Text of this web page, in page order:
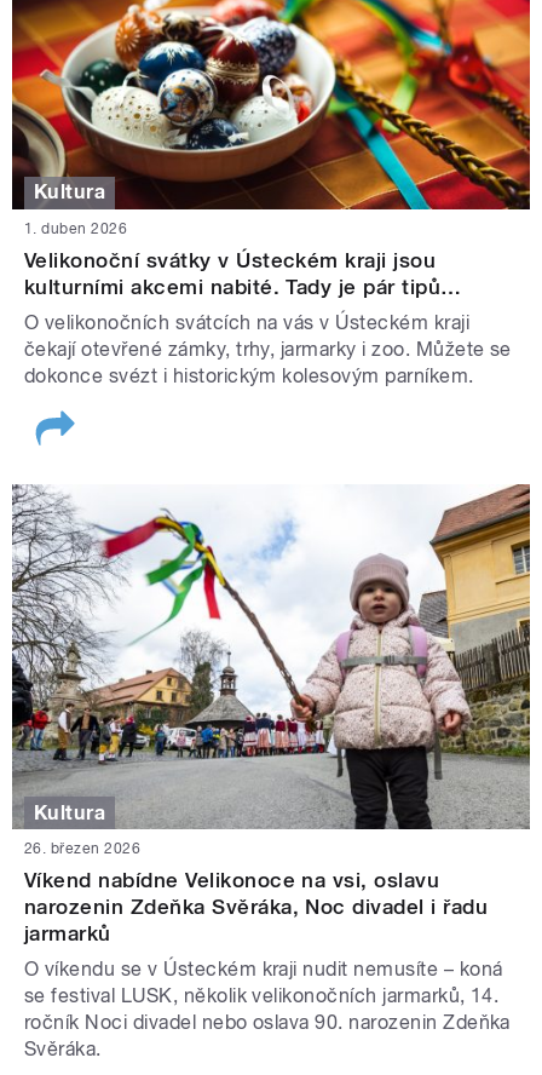
Kultura
1. duben 2026
Velikonoční svátky v Ústeckém kraji jsou
kulturními akcemi nabité. Tady je pár tipů…
O velikonočních svátcích na vás v Ústeckém kraji
čekají otevřené zámky, trhy, jarmarky i zoo. Můžete se
dokonce svézt i historickým kolesovým parníkem.
Kultura
26. březen 2026
Víkend nabídne Velikonoce na vsi, oslavu
narozenin Zdeňka Svěráka, Noc divadel i řadu
jarmarků
O víkendu se v Ústeckém kraji nudit nemusíte – koná
se festival LUSK, několik velikonočních jarmarků, 14.
ročník Noci divadel nebo oslava 90. narozenin Zdeňka
Svěráka.